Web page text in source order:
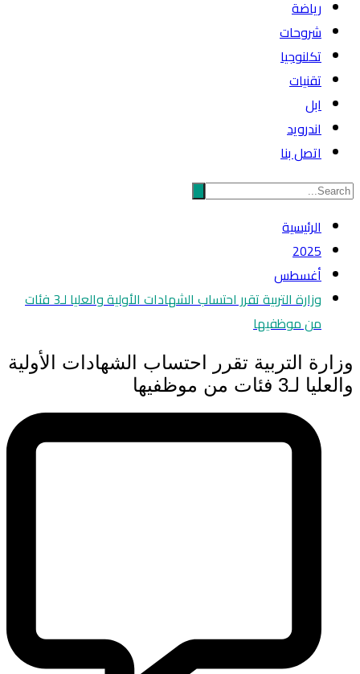
رياضة
شروحات
تكلنوجيا
تقنيات
ابل
اندرويد
اتصل بنا
الرئيسية
2025
أغسطس
وزارة التربية تقرر احتساب الشهادات الأولية والعليا لـ3 فئات
من موظفيها
وزارة التربية تقرر احتساب الشهادات الأولية
والعليا لـ3 فئات من موظفيها